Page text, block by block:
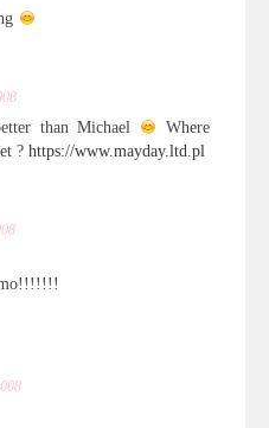
than Michael
Where
? https://www.mayday.ltd.pl